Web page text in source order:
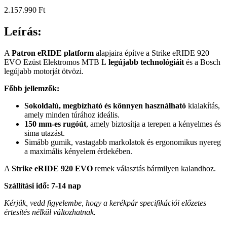
2.157.990 Ft
Leírás:
A Patron eRIDE platform alapjaira építve a Strike eRIDE 920
EVO Ezüst Elektromos MTB L legújabb technológiáit és a Bosch
legújabb motorját ötvözi.
Főbb jellemzők:
Sokoldalú, megbízható és könnyen használható kialakítás,
amely minden túrához ideális.
150 mm-es rugóút, amely biztosítja a terepen a kényelmes és
sima utazást.
Simább gumik, vastagabb markolatok és ergonomikus nyereg
a maximális kényelem érdekében.
A Strike eRIDE 920 EVO remek választás bármilyen kalandhoz.
Szállítási idő: 7-14 nap
Kérjük, vedd figyelembe, hogy a kerékpár specifikációi előzetes
értesítés nélkül változhatnak.